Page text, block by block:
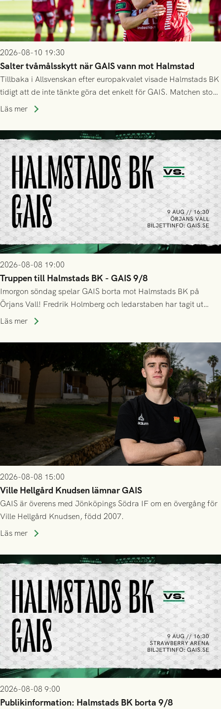
2026-08-10 19:30
Salter tvåmålsskytt när GAIS vann mot Halmstad
Tillbaka i Allsvenskan efter europakvalet visade Halmstads BK
tidigt att de inte tänkte göra det enkelt för GAIS. Matchen stod
och vägde större delar av första halvlek, men efter
fram och fick in två mål för att ge laget tre pinnar.
Läs mer
2026-08-08 19:00
Truppen till Halmstads BK - GAIS 9/8
Imorgon söndag spelar GAIS borta mot Halmstads BK på
Örjans Vall! Fredrik Holmberg och ledarstaben har tagit ut
följande trupp till matchen:
Läs mer
2026-08-08 15:00
Ville Hellgård Knudsen lämnar GAIS
GAIS är överens med Jönköpings Södra IF om en övergång för
Ville Hellgård Knudsen, född 2007.
Läs mer
2026-08-08 9:00
Publikinformation: Halmstads BK borta 9/8